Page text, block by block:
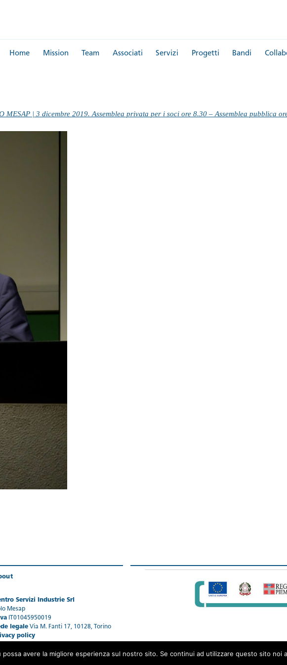
Home Mission Team Associati Servizi Progetti Bandi
MESAP | 3 dicembre 2019. Assemblea privata per i soci ore 8.30 – Assemblea pubblica
Servizi Industrie Srl
Mesap
IT01045950019
legaleVia M. Fanti 17, 10128, Torino
policy
avere la migliore esperienza sul nostro sito. Se continui ad utilizzare questo sito noi